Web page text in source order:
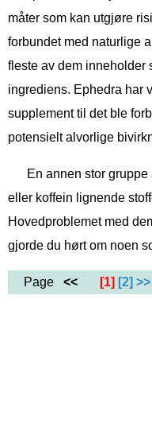
måter som kan utgjøre
forbundet med naturlige
fleste av dem inneholder
ingrediens. Ephedra
supplement til det ble
potensielt alvorlige
En annen stor
eller koffein lignende
Hovedproblemet med
gjorde du hørt om noen
Page << [1] [2] >>